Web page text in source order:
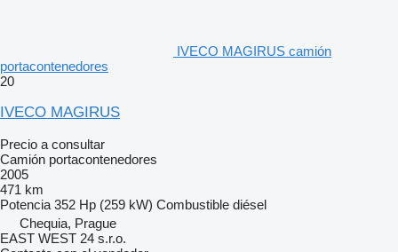
IVECO MAGIRUS camión
portacontenedores
20
IVECO MAGIRUS
Precio a consultar
Camión portacontenedores
2005
471 km
Potencia 352 Hp (259 kW) Combustible diésel
Chequia, Prague
EAST WEST 24 s.r.o.